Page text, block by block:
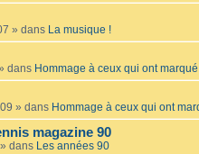
» dans La musique !
dans Hommage à ceux qui ont
» dans Hommage à ceux qui ont
magazine 90
» dans Les années 90